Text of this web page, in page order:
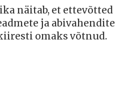
näitab, et ettevõtted
ja abivahendite
omaks võtnud.